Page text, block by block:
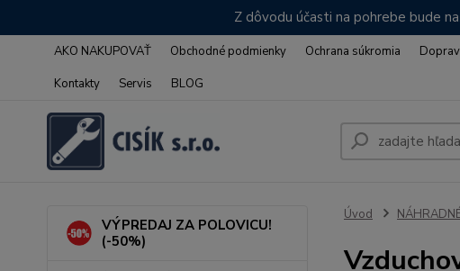
Z dôvodu účasti na pohrebe bude
AKO NAKUPOVAŤ Obchodné podmienky Ochrana súkromia
Kontakty
Servis BLOG
VÝPREDAJ ZA POLOVICU!
(-50%)
Úvod